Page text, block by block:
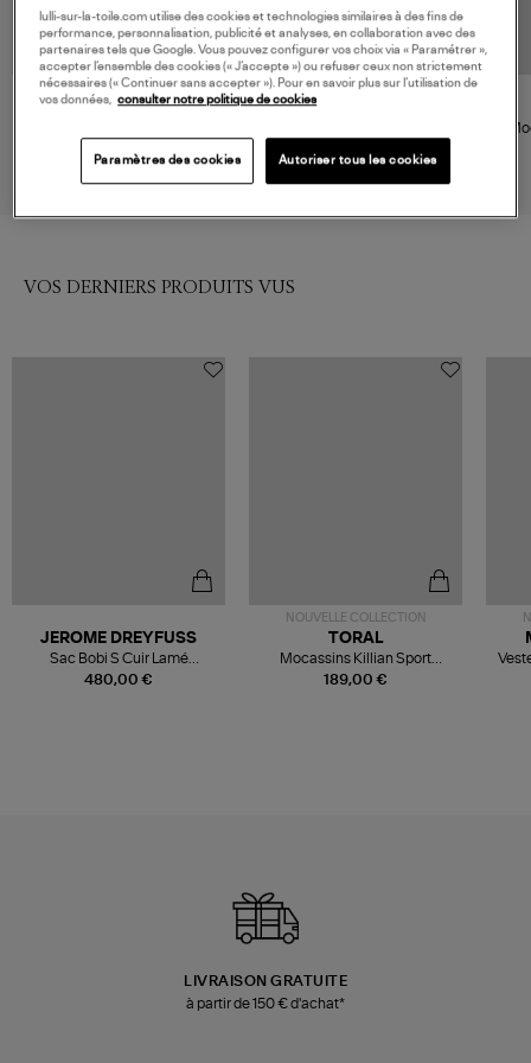
250,00 €
SEBAGO
269,00 €
VOS DERNIERS PRODUITS VUS
480,00 €
JEROME DREYFUSS
Sac Bobi S Cuir Lamé
Champagne
NOUVELLE COLLECTION
189,00 €
TORAL
Mocassins Killian Sport
Mousse
LIVRAISON GRATUITE
à partir de 150 € d'achat*
lulli-sur-la-toile.com utilise des cookies et technologies similaires à des fins de
performance, personnalisation, publicité et analyses, en collaboration avec des
partenaires tels que Google. Vous pouvez configurer vos choix via « Paramétrer »,
accepter l’ensemble des cookies (« J’accepte ») ou refuser ceux non strictement
nécessaires (« Continuer sans accepter »). Pour en savoir plus sur l’utilisation de
vos données, consulter notre politique de cookies
Paramètres des cookies Autoriser tous les cookies